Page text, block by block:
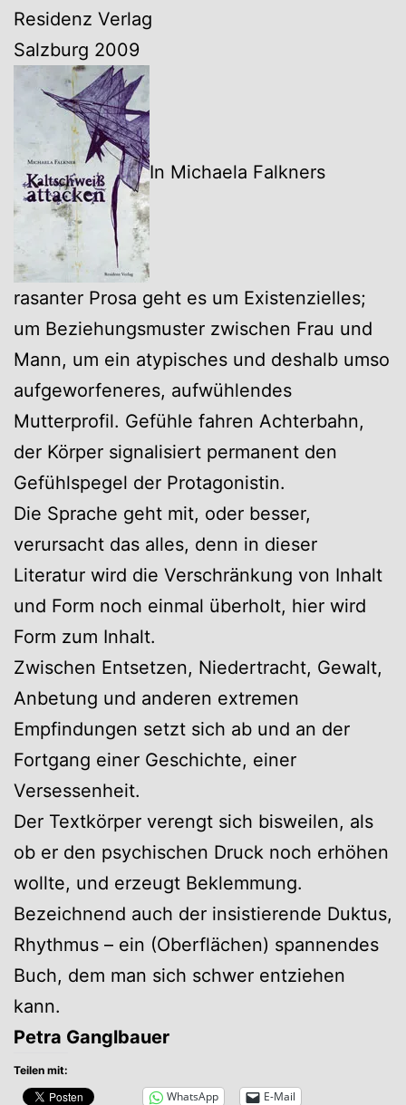
Residenz Verlag
Salzburg 2009
In Michaela Falkners
rasanter Prosa geht es um Existenzielles;
um Beziehungsmuster zwischen Frau und
Mann, um ein atypisches und deshalb umso
aufgeworfeneres, aufwühlendes
Mutterprofil. Gefühle fahren Achterbahn,
der Körper signalisiert permanent den
Gefühlspegel der Protagonistin.
Die Sprache geht mit, oder besser,
verursacht das alles, denn in dieser
Literatur wird die Verschränkung von Inhalt
und Form noch einmal überholt, hier wird
Form zum Inhalt.
Zwischen Entsetzen, Niedertracht, Gewalt,
Anbetung und anderen extremen
Empfindungen setzt sich ab und an der
Fortgang einer Geschichte, einer
Versessenheit.
Der Textkörper verengt sich bisweilen, als
ob er den psychischen Druck noch erhöhen
wollte, und erzeugt Beklemmung.
Bezeichnend auch der insistierende Duktus,
Rhythmus – ein (Oberflächen) spannendes
Buch, dem man sich schwer entziehen
kann.
Petra Ganglbauer
Teilen mit:
WhatsApp E-Mail